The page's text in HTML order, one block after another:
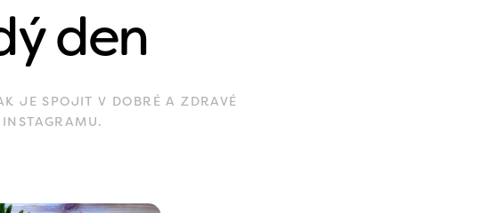
den
JE SPOJIT V DOBRÉ A ZDRAVÉ